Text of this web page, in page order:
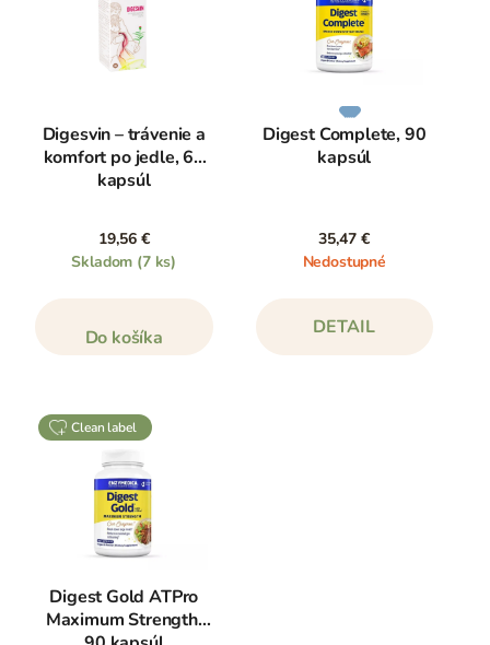
Digesvin – trávenie a
komfort po jedle, 60
kapsúl
19,56 €
Skladom (7 ks)
Do košíka
Digest Complete, 90
kapsúl
35,47 €
Nedostupné
DETAIL
clean label
Digest Gold ATPro
Maximum Strength,